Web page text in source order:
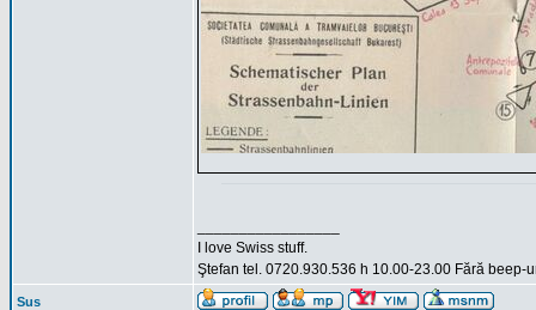
I love Swiss stuff.
Ştefan tel. 0720.930.536 h 10.00-23.00 Fără beep-
Sus